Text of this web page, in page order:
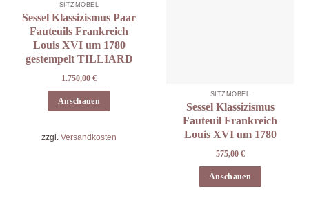
SITZMÖBEL
Sessel Klassizismus Paar
Fauteuils Frankreich
Louis XVI um 1780
gestempelt TILLIARD
1.750,00 €
Anschauen
zzgl. Versandkosten
SITZMÖBEL
Sessel Klassizismus
Fauteuil Frankreich
Louis XVI um 1780
575,00 €
Anschauen